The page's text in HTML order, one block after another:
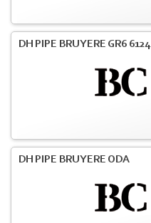
DH PIPE BRUYERE GR6 6124
DH PIPE BRUYERE ODA